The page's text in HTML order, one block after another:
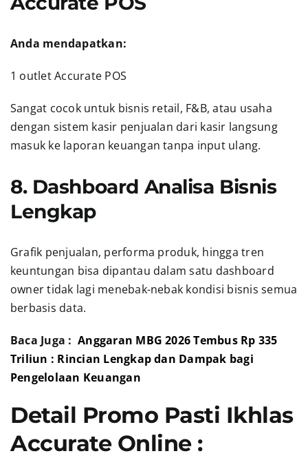
Anda mendapatkan:
1 outlet Accurate POS
Sangat cocok untuk bisnis retail, F&B, atau usaha
dengan sistem kasir penjualan dari kasir langsung
masuk ke laporan keuangan tanpa input ulang.
8. Dashboard Analisa Bisnis
Lengkap
Grafik penjualan, performa produk, hingga tren
keuntungan bisa dipantau dalam satu dashboard
owner tidak lagi menebak-nebak kondisi bisnis semua
berbasis data.
Baca Juga : Anggaran MBG 2026 Tembus Rp 335
Triliun : Rincian Lengkap dan Dampak bagi
Pengelolaan Keuangan
Detail Promo Pasti Ikhlas
Accurate Online :